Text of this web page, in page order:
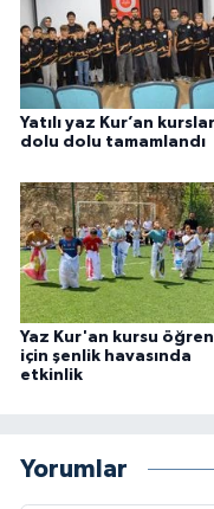
Yatılı yaz Kur’an
dolu dolu tamamlandı
Yaz Kur'an kursu
için şenlik havasında
etkinlik
Yorumlar
Siirt Müftülüğü
Sinop
Sivas
Şanlıurfa
Şırnak
Tekirdağ
Tokat Müftülüğü